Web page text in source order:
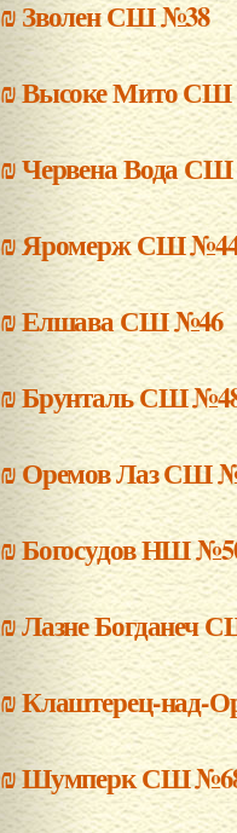
₪Зволен СШ №38
₪Высоке Мито
₪Червена Вода
₪Яромерж СШ
₪Елшава СШ №46
₪Брунталь СШ
₪Оремов Лаз СШ
₪Богосудов НШ
₪Лазне Богданеч
₪Клаштерец-над-
₪Шумперк СШ